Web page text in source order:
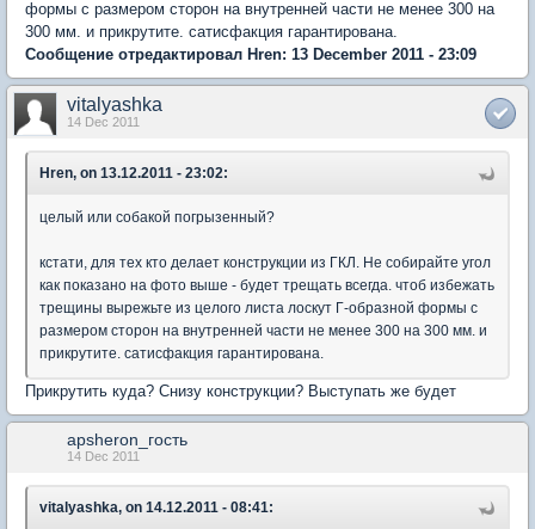
формы с размером сторон на внутренней части не менее 300 на
300 мм. и прикрутите. сатисфакция гарантирована.
Сообщение отредактировал Hren: 13 December 2011 - 23:09
vitalyashka
14 Dec 2011
Hren, on 13.12.2011 - 23:02:
целый или собакой погрызенный?
кстати, для тех кто делает конструкции из ГКЛ. Не собирайте угол
как показано на фото выше - будет трещать всегда. чтоб избежать
трещины вырежьте из целого листа лоскут Г-образной формы с
размером сторон на внутренней части не менее 300 на 300 мм. и
прикрутите. сатисфакция гарантирована.
Прикрутить куда? Снизу конструкции? Выступать же будет
apsheron_гость
14 Dec 2011
vitalyashka, on 14.12.2011 - 08:41: